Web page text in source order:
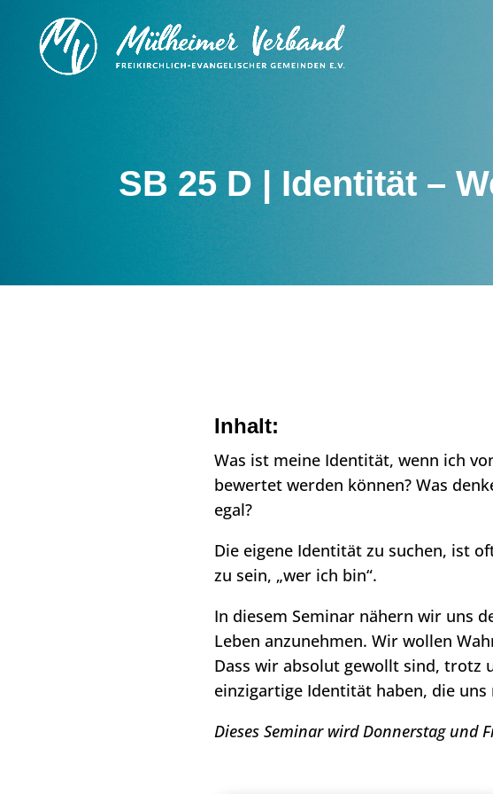
SB 25 D | Identität –
Inhalt:
Was ist meine Identität, wenn ich
bewertet werden können? Was
egal?
Die eigene Identität zu suchen, ist
zu sein, „wer ich bin“.
In diesem Seminar nähern wir uns
Leben anzunehmen. Wir wollen
Dass wir absolut gewollt sind, trotz
einzigartige Identität haben, die
Dieses Seminar wird Donnerstag und